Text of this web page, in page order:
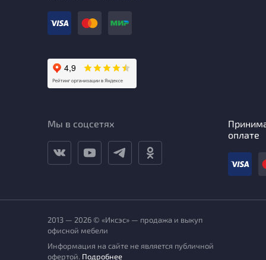
Мы в соцсетях
оплате
2013 — 2026 © «Иксэс» — продажа и выкуп
офисной мебели
Информация на сайте не является публичной
офертой. Подробнее